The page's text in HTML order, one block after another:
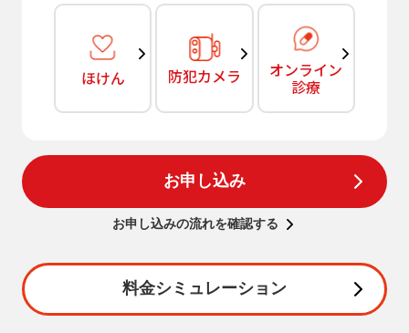
ほけん 防犯カメラ オンライン
診療
お申し込み
お申し込みの流れを確認する
料金シミュレーション